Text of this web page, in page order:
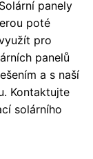
panely
poté
pro
panelů
a s naší
Kontaktujte
solárního